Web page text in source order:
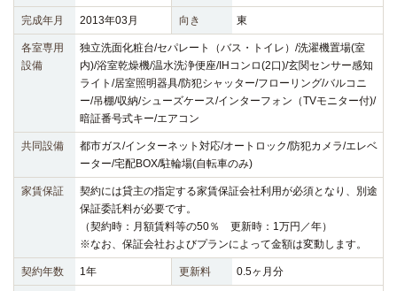
完成年月 2013年03月 向き 東
各室専用
設備
独立洗面化粧台/セパレート（バス・トイレ）/洗濯機置場(室
内)/浴室乾燥機/温水洗浄便座/IHコンロ(2口)/玄関センサー感知
ライト/居室照明器具/防犯シャッター/フローリング/バルコニ
ー/吊棚/収納/シューズケース/インターフォン（TVモニター付)/
暗証番号式キー/エアコン
共同設備
都市ガス/インターネット対応/オートロック/防犯カメラ/エレベ
ーター/宅配BOX/駐輪場(自転車のみ)
家賃保証
契約には貸主の指定する家賃保証会社利用が必須となり、別途
保証委託料が必要です。
（契約時：月額賃料等の50％ 更新時：1万円／年）
※なお、保証会社およびプランによって金額は変動します。
契約年数 1年 更新料 0.5ヶ月分